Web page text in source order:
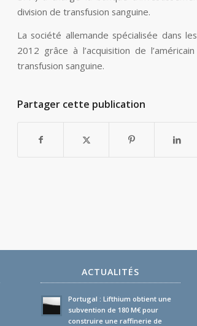
division de transfusion sanguine.
La société allemande spécialisée dans
2012 grâce à l’acquisition de
transfusion sanguine.
Partager cette publication
ACTUALITÉS
Portugal : Lifthium obtient une
subvention de 180 M€ pour
construire une raffinerie de